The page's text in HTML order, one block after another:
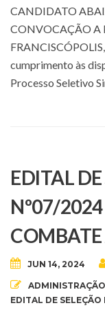
CANDIDATO
CONVOCAÇÃO A
cumprimento às
Processo Seletivo
EDITAL
Nº07/2024
JUN 14, 2024
ADMINISTRAÇÃO
EDITAL DE SELEÇÃO